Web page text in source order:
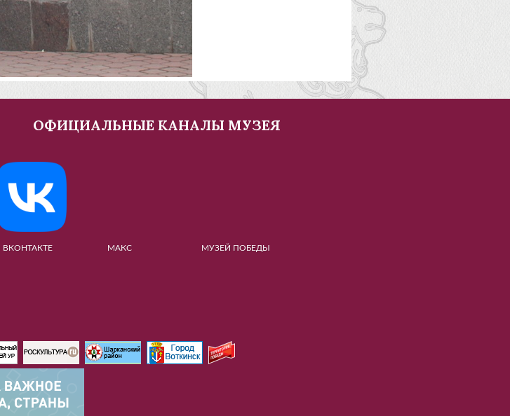
ОФИЦИАЛЬНЫЕ КАНАЛЫ МУЗЕЯ
ВКОНТАКТЕ МАКС МУЗЕЙ ПОБЕДЫ